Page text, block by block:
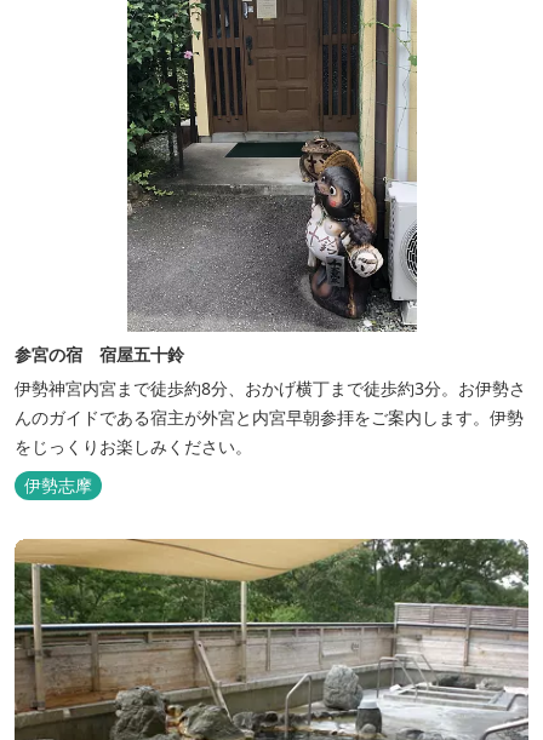
参宮の宿 宿屋五十鈴
伊勢神宮内宮まで徒歩約8分、おかげ横丁まで徒歩約3分。お伊勢さ
んのガイドである宿主が外宮と内宮早朝参拝をご案内します。伊勢
をじっくりお楽しみください。
伊勢志摩